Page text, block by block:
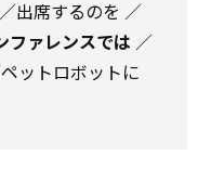
出席するのを ／
ファレンスでは ／
ットロボットに